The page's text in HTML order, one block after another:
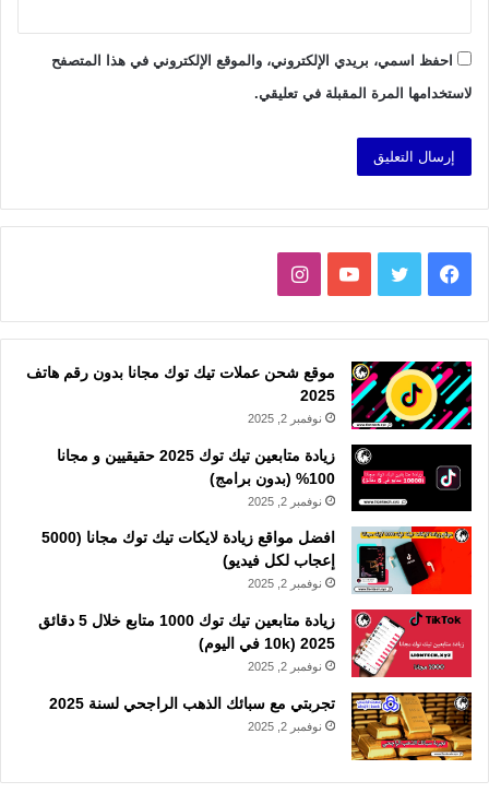
احفظ اسمي، بريدي الإلكتروني، والموقع الإلكتروني في هذا المتصفح
لاستخدامها المرة المقبلة في تعليقي.
فيسبوك تويتر يوتيوبانستقرام
موقع شحن عملات تيك توك مجانا بدون رقم هاتف
2025
نوفمبر 2, 2025
زيادة متابعين تيك توك 2025 حقيقيين و مجانا
100% (بدون برامج)
نوفمبر 2, 2025
افضل مواقع زيادة لايكات تيك توك مجانا (5000
إعجاب لكل فيديو)
نوفمبر 2, 2025
زيادة متابعين تيك توك 1000 متابع خلال 5 دقائق
2025 (10k في اليوم)
نوفمبر 2, 2025
تجربتي مع سبائك الذهب الراجحي لسنة 2025
نوفمبر 2, 2025